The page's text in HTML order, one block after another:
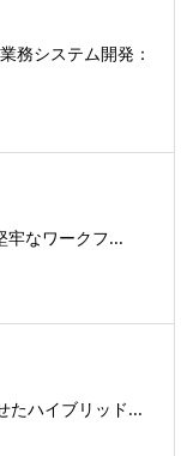
務システム開発：
なワークフ...
たハイブリッド...